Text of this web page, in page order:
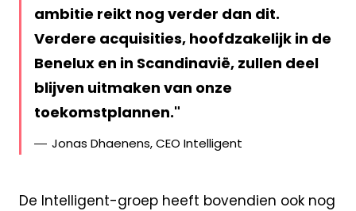
ambitie reikt nog verder dan dit.
Verdere acquisities, hoofdzakelijk in de
Benelux en in Scandinavië, zullen deel
blijven uitmaken van onze
toekomstplannen.
Jonas Dhaenens, CEO Intelligent
De Intelligent-groep heeft bovendien ook nog